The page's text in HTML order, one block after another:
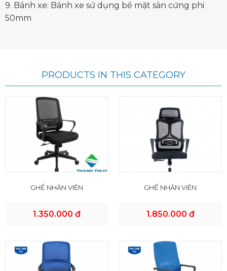
9. Bánh xe: Bánh xe sử dụng bề mặt sàn cứng phi
50mm
PRODUCTS IN THIS CATEGORY
GHẾ NHÂN VIÊN
1.350.000 đ
GHẾ NHÂN VIÊN
1.850.000 đ